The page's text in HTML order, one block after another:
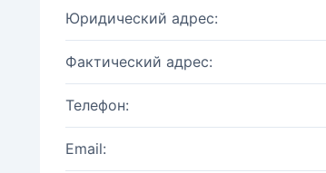
Юридический адрес:
Фактический адрес:
Телефон:
Email: